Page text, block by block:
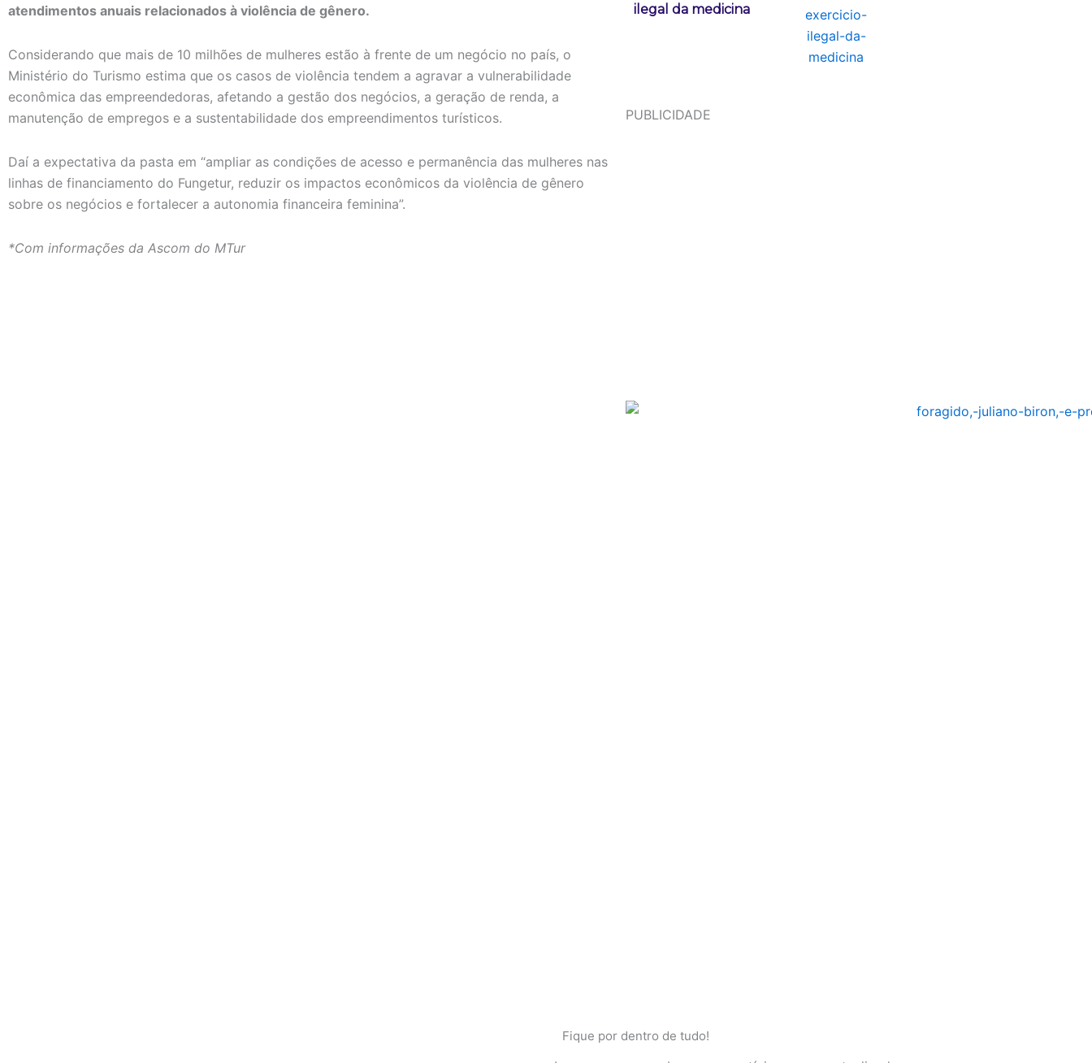
atendimentos anuais relacionados à violência de gênero.
Considerando que mais de 10 milhões de mulheres estão à frente de um negócio no país, o
Ministério do Turismo estima que os casos de violência tendem a agravar a vulnerabilidade
econômica das empreendedoras, afetando a gestão dos negócios, a geração de renda, a
manutenção de empregos e a sustentabilidade dos empreendimentos turísticos.
Daí a expectativa da pasta em “ampliar as condições de acesso e permanência das mulheres nas
linhas de financiamento do Fungetur, reduzir os impactos econômicos da violência de gênero
sobre os negócios e fortalecer a autonomia financeira feminina”.
*Com informações da Ascom do MTur
ilegal da medicina
PUBLICIDADE
Fique por dentro de tudo!